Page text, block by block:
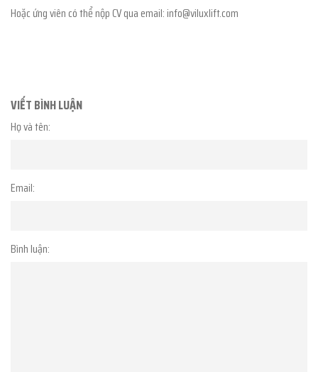
Hoặc ứng viên có thể nộp CV qua email: info@viluxlift.com
VIẾT BÌNH LUẬN
Họ và tên:
Email:
Bình luận: